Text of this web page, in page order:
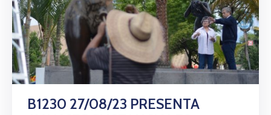
Licitaciones
Transparencia
Directorio
B1230 27/08/23 PRESENTA